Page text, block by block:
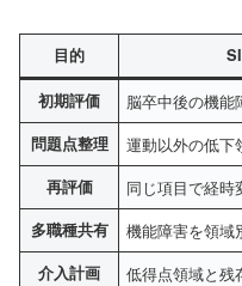
目的
初期評価 脳卒中後の機能
問題点整理 運動以外の低下
再評価 同じ項目で経時
多職種共有 機能障害を領域
介入計画 低得点領域と残